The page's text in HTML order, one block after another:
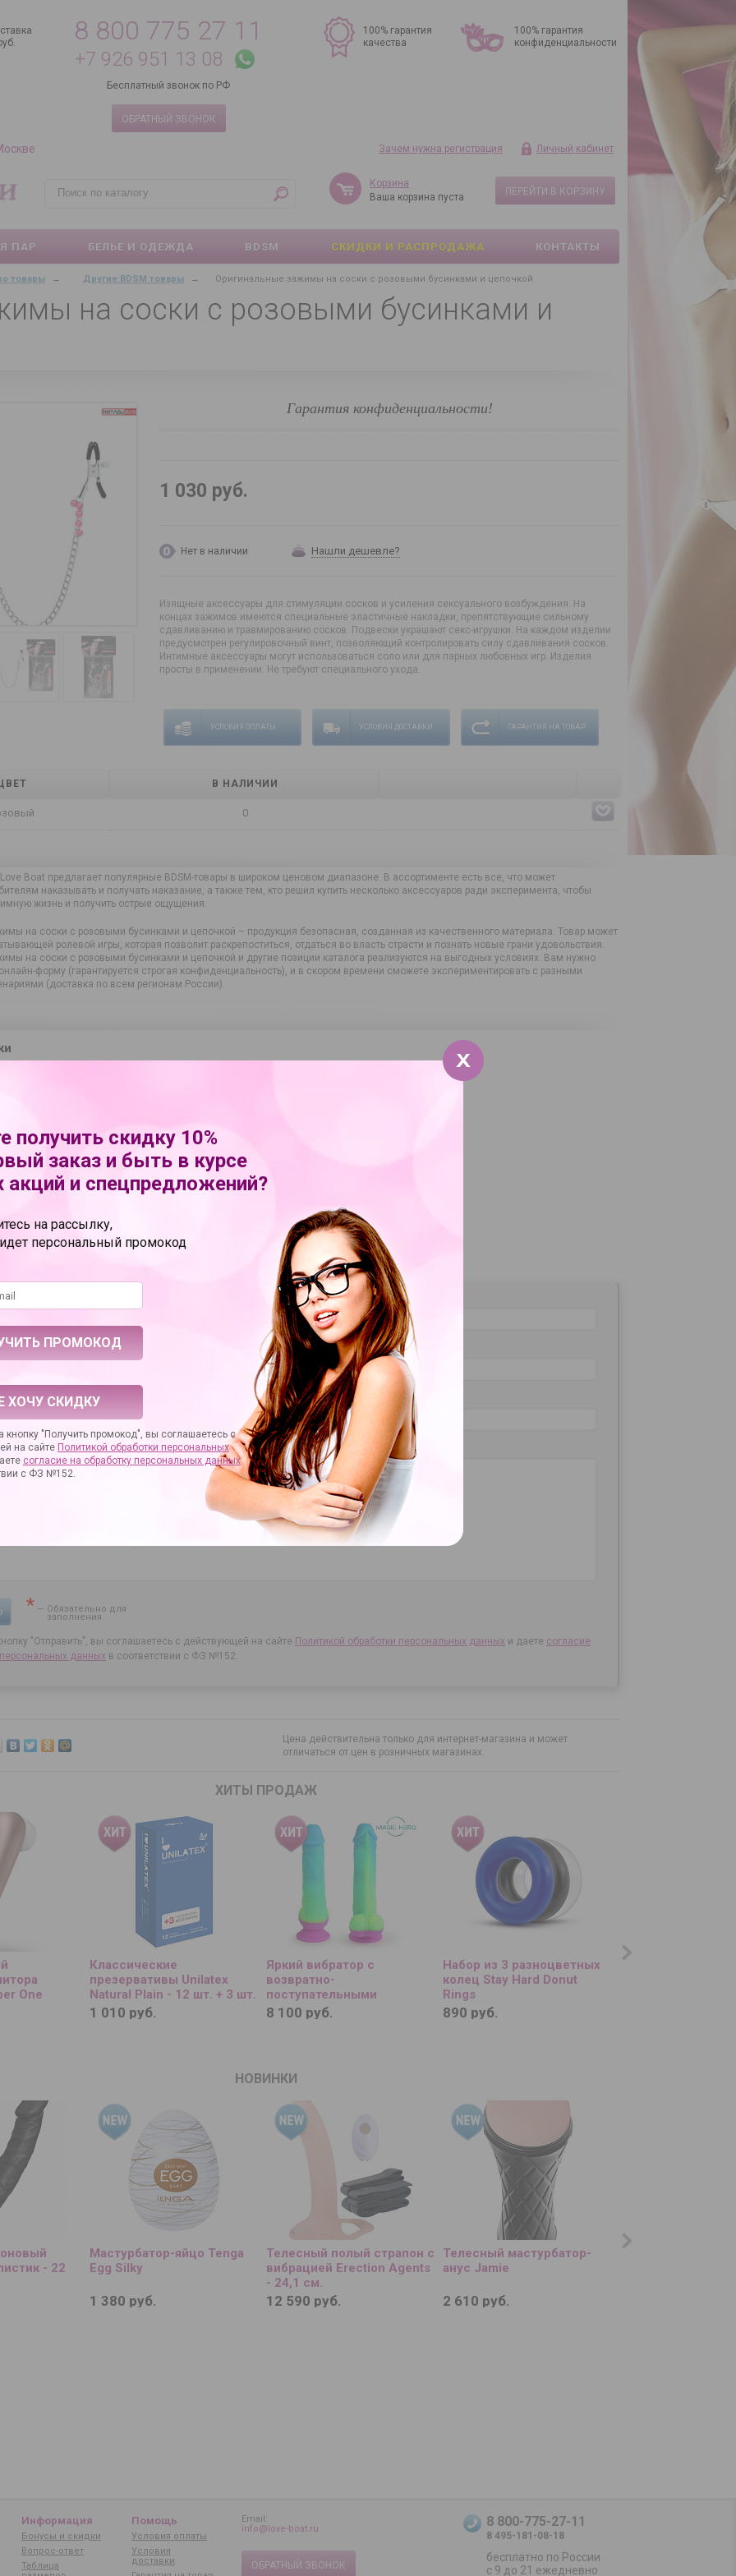
8 800 775 27 11
+7 926 951 13 08
Бесплатный звонок по РФ
ОБРАТНЫЙ ЗВОНОК
100% гарантия
качества
100% гарантия
конфиденциальности
Зачем нужна регистрация Личный кабинет
Корзина
Ваша корзина пуста
ПЕРЕЙТИ В КОРЗИНУ
ПАР БЕЛЬЕ И ОДЕЖДА BDSM СКИДКИ И РАСПРОДАЖА КОНТАКТЫ
товары → Другие BDSM товары → Оригинальные зажимы на соски с розовыми бусинками и цепочкой
на соски с розовыми бусинками и
Гарантия конфиденциальности!
1 030 руб.
Нет в наличии Нашли дешевле?
Изящные аксессуары для стимуляции сосков и усиления сексуального возбуждения. На
концах зажимов имеются специальные эластичные накладки, препятствующие сильному
сдавливанию и травмированию сосков. Подвески украшают секс-игрушки. На каждом изделии
предусмотрен регулировочный винт, позволяющий контролировать силу сдавливания сосков.
Интимные аксессуары могут использоваться соло или для парных любовных игр. Изделия
просты в применении. Не требуют специального ухода.
УСЛОВИЯ ОПЛАТЫ УСЛОВИЯ ДОСТАВКИ ГАРАНТИЯ НА ТОВАР
ЦВЕТ В НАЛИЧИИ
0
Love Boat предлагает популярные BDSM-товары в широком ценовом диапазоне. В ассортименте есть все, что может
наказывать и получать наказание, а также тем, кто решил купить несколько аксессуаров ради эксперимента, чтобы
жизнь и получить острые ощущения.
на соски с розовыми бусинками и цепочкой – продукция безопасная, созданная из качественного материала. Товар может
ролевой игры, которая позволит раскрепоститься, отдаться во власть страсти и познать новые грани удовольствия.
на соски с розовыми бусинками и цепочкой и другие позиции каталога реализуются на выгодных условиях. Вам нужно
форму (гарантируется строгая конфиденциальность), и в скором времени сможете экспериментировать с разными
(доставка по всем регионам России).
прозрачный пакет
садомазохистская атрибутика
любой интересующий вас вопрос по товару или работе магазина.
специалисты обязательно вам помогут.
* — Обязательно для
заполнения
"Отправить", вы соглашаетесь с действующей на сайте Политикой обработки персональных данных и даете согласие
данных в соответствии с ФЗ №152.
Цена действительна только для интернет-магазина и может
отличаться от цен в розничных магазинах.
ХИТЫ ПРОДАЖ
One
Классические
презервативы Unilatex
Natural Plain - 12 шт. + 3 шт.
в подарок
1 010 руб.
Яркий вибратор с
возвратно-
поступательными
движениями и пультом ДУ
- 21 см.
8 100 руб.
Набор из 3 разноцветных
колец Stay Hard Donut
Rings
890 руб.
НОВИНКИ
- 22
Мастурбатор-яйцо Tenga
Egg Silky
1 380 руб.
Телесный полый страпон с
вибрацией Erection Agents
- 24,1 см.
12 590 руб.
Телесный мастурбатор-
анус Jamie
2 610 руб.
Сиреневый
Информация
Бонусы и скидки
Вопрос-ответ
Таблица
Помощь
Условия оплаты
Условия
доставки
Email:
info@love-boat.ru
ОБРАТНЫЙ ЗВОНОК
8 800-775-27-11
8 495-181-08-18
бесплатно по России
с 9 до 21 ежедневно
получить скидку 10%
заказ и быть в курсе
акций и спецпредложений?
на рассылку,
персональный промокод
ХОЧУ СКИДКУ
кнопку "Получить промокод", вы соглашаетесь с
на сайте Политикой обработки персональных
согласие на обработку персональных данных
с ФЗ №152.